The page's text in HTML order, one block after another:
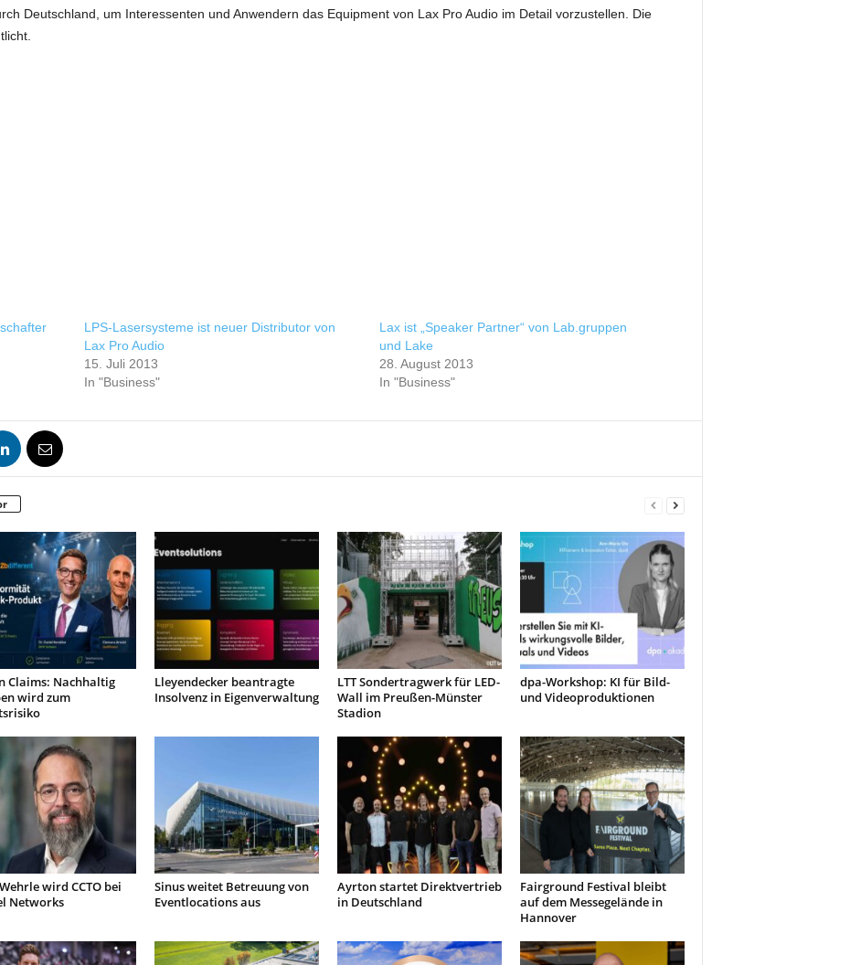
Deutschland, um Interessenten und Anwendern das Equipment von Lax Pro Audio im Detail vorzustellen. Die
LPS-Lasersysteme ist neuer Distributor von
Lax Pro Audio
15. Juli 2013
In "Business"
Lax ist „Speaker Partner“ von Lab.gruppen
und Lake
28. August 2013
In "Business"
Claims: Nachhaltig
wird zum
Lleyendecker beantragte
Insolvenz in Eigenverwaltung
LTT Sondertragwerk für LED-
Wall im Preußen-Münster
Stadion
dpa-Workshop: KI für Bild-
und Videoproduktionen
wird CCTO bei
Networks
Sinus weitet Betreuung von
Eventlocations aus
Ayrton startet Direktvertrieb
in Deutschland
Fairground Festival bleibt
auf dem Messegelände in
Hannover